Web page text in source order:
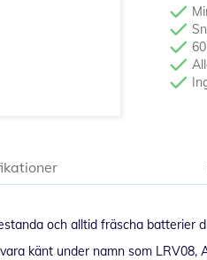
och alltid fräscha batterier
känt under namn som LRV08,